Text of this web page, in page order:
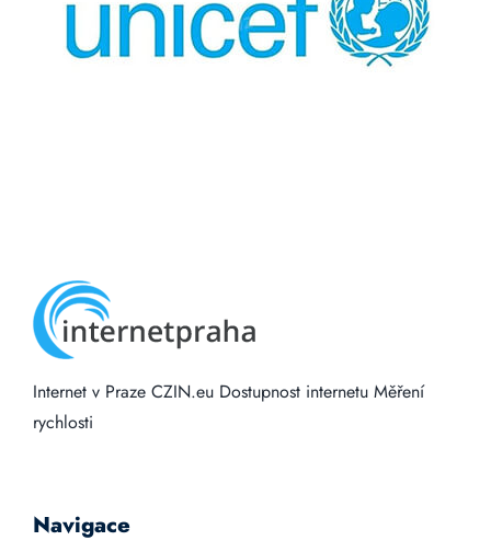
Internet v Praze CZIN.eu Dostupnost internetu Měření
rychlosti
Navigace